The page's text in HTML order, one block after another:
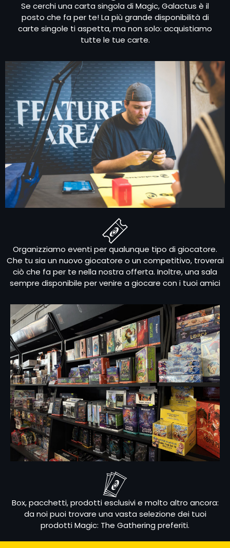
Se cerchi una carta singola di Magic, Galactus è il
posto che fa per te! La più grande disponibilità di
carte singole ti aspetta, ma non solo: acquistiamo
tutte le tue carte.
Organizziamo eventi per qualunque tipo di giocatore.
Che tu sia un nuovo giocatore o un competitivo, troverai
ciò che fa per te nella nostra offerta. Inoltre, una sala
sempre disponibile per venire a giocare con i tuoi amici
Box, pacchetti, prodotti esclusivi e molto altro ancora:
da noi puoi trovare una vasta selezione dei tuoi
prodotti Magic: The Gathering preferiti.